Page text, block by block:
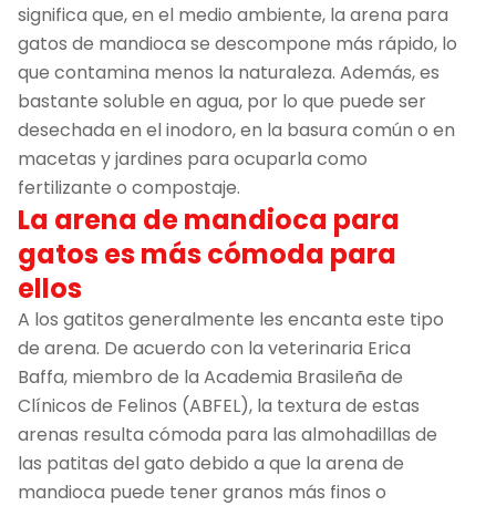
significa que, en el medio ambiente, la arena para
gatos de mandioca se descompone más rápido, lo
que contamina menos la naturaleza. Además, es
bastante soluble en agua, por lo que puede ser
desechada en el inodoro, en la basura común o en
macetas y jardines para ocuparla como
fertilizante o compostaje.
La arena de mandioca para
gatos es más cómoda para
ellos
A los gatitos generalmente les encanta este tipo
de arena. De acuerdo con la veterinaria Erica
Baffa, miembro de la Academia Brasileña de
Clínicos de Felinos (ABFEL), la textura de estas
arenas resulta cómoda para las almohadillas de
las patitas del gato debido a que la arena de
mandioca puede tener granos más finos o